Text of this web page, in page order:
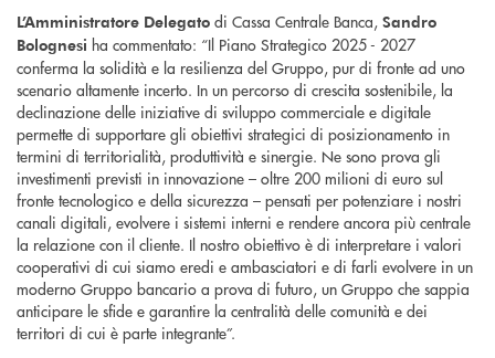
L’Amministratore Delegato di Cassa Centrale Banca, Sandro
Bolognesi ha commentato: “Il Piano Strategico 2025 - 2027
conferma la solidità e la resilienza del Gruppo, pur di fronte ad uno
scenario altamente incerto. In un percorso di crescita sostenibile, la
declinazione delle iniziative di sviluppo commerciale e digitale
permette di supportare gli obiettivi strategici di posizionamento in
termini di territorialità, produttività e sinergie. Ne sono prova gli
investimenti previsti in innovazione – oltre 200 milioni di euro sul
fronte tecnologico e della sicurezza – pensati per potenziare i nostri
canali digitali, evolvere i sistemi interni e rendere ancora più centrale
la relazione con il cliente. Il nostro obiettivo è di interpretare i valori
cooperativi di cui siamo eredi e ambasciatori e di farli evolvere in un
moderno Gruppo bancario a prova di futuro, un Gruppo che sappia
anticipare le sfide e garantire la centralità delle comunità e dei
territori di cui è parte integrante”.